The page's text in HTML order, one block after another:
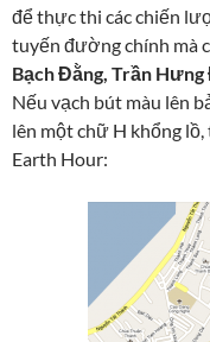
để thực thi các chiến
tuyến đường chính mà
Bạch Đằng, Trần
Nếu vạch bút màu lên
lên một chữ H khổng
Earth Hour: